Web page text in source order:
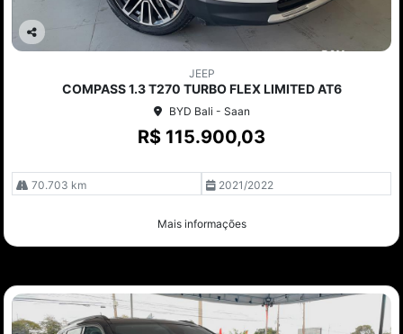
Co
JEEP
COMPASS 1.3 T270 TURBO FLEX LIMITED AT6
BYD Bali - Saan
R$ 115.900,03
70.703 km 2021/2022
Mais informações